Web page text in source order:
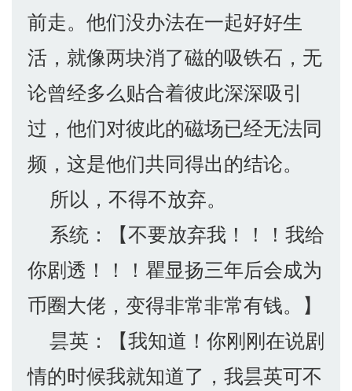
前走。他们没办法在一起好好生
活，就像两块消了磁的吸铁石，无
论曾经多么贴合着彼此深深吸引
过，他们对彼此的磁场已经无法同
频，这是他们共同得出的结论。
所以，不得不放弃。
系统：【不要放弃我！！！我给
你剧透！！！瞿显扬三年后会成为
币圈大佬，变得非常非常有钱。】
昙英：【我知道！你刚刚在说剧
情的时候我就知道了，我昙英可不